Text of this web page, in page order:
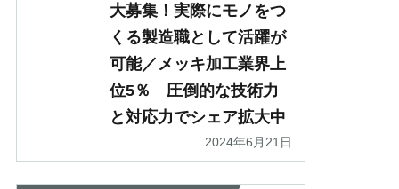
大募集！実際にモノをつ
くる製造職として活躍が
可能／メッキ加工業界上
位5％ 圧倒的な技術力
と対応力でシェア拡大中
2024年6月21日